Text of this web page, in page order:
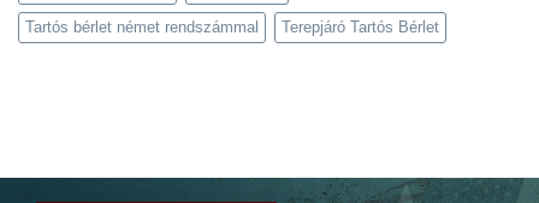
Tartós bérlet német rendszámmal Terepjáró Tartós Bérlet